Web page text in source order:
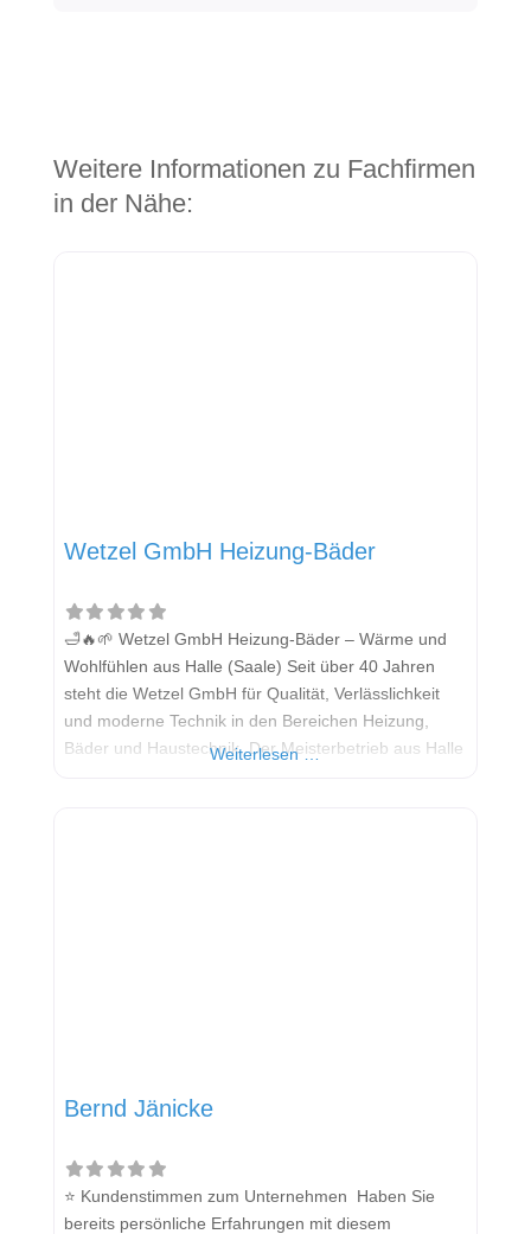
Weitere Informationen zu Fachfirmen
in der Nähe:
Wetzel GmbH Heizung-Bäder
🛁🔥🌱 Wetzel GmbH Heizung-Bäder – Wärme und
Wohlfühlen aus Halle (Saale) Seit über 40 Jahren
steht die Wetzel GmbH für Qualität, Verlässlichkeit
und moderne Technik in den Bereichen Heizung,
Bäder und Haustechnik. Der Meisterbetrieb aus Halle
Weiterlesen …
Bernd Jänicke
⭐ Kundenstimmen zum Unternehmen Haben Sie
bereits persönliche Erfahrungen mit diesem